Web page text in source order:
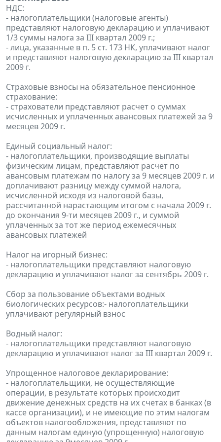
НДС:
- налогоплательщики (налоговые агенты)
представляют налоговую декларацию и уплачивают
1/3 суммы налога за III квартал 2009 г.;
- лица, указанные в п. 5 ст. 173 НК, уплачивают налог
и представляют налоговую декларацию за III квартал
2009 г.
Страховые взносы на обязательное пенсионное
страхование:
- страхователи представляют расчет о суммах
исчисленных и уплаченных авансовых платежей за 9
месяцев 2009 г.
Единый социальный налог:
- налогоплательщики, производящие выплаты
физическим лицам, представляют расчет по
авансовым платежам по налогу за 9 месяцев 2009 г. и
доплачивают разницу между суммой налога,
исчисленной исходя из налоговой базы,
рассчитанной нарастающим итогом с начала 2009 г.
до окончания 9-ти месяцев 2009 г., и суммой
уплаченных за тот же период ежемесячных
авансовых платежей
Налог на игорный бизнес:
- налогоплательщики представляют налоговую
декларацию и уплачивают налог за сентябрь 2009 г.
Сбор за пользование объектами водных
биологических ресурсов:- налогоплательщики
уплачивают регулярный взнос
Водный налог:
- налогоплательщики представляют налоговую
декларацию и уплачивают налог за III квартал 2009 г.
Упрощенное налоговое декларирование:
- налогоплательщики, не осуществляющие
операции, в результате которых происходит
движение денежных средств на их счетах в банках (в
кассе организации), и не имеющие по этим налогам
объектов налогообложения, представляют по
данным налогам единую (упрощенную) налоговую